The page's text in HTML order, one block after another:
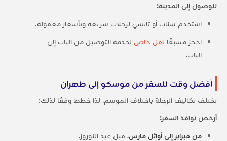
للوصول إلى المدينة:
استخدم سناب أو تابسي لرحلات سريعة وبأسعار معقولة.
احجز مسبقًا نقل خاص لخدمة التوصيل من الباب إلى
الباب.
أفضل وقت للسفر من موسكو إلى طهران
تختلف تكاليف الرحلة باختلاف الموسم، لذا خطط وفقًا لذلك:
أرخص نوافذ السفر:
من فبراير إلى أوائل مارس،قبل عيد النوروز.